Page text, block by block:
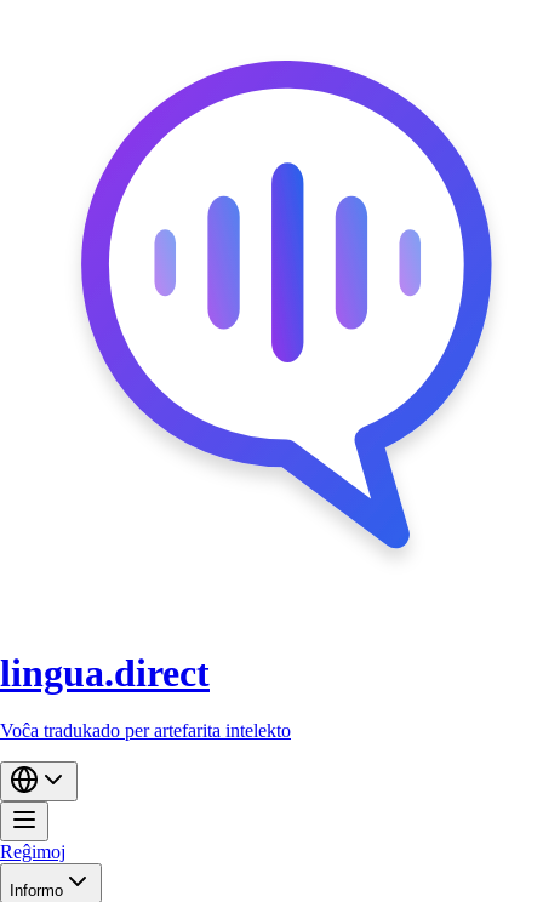
lingua.direct
Voĉa tradukado per artefarita intelekto
Reĝimoj
Informo